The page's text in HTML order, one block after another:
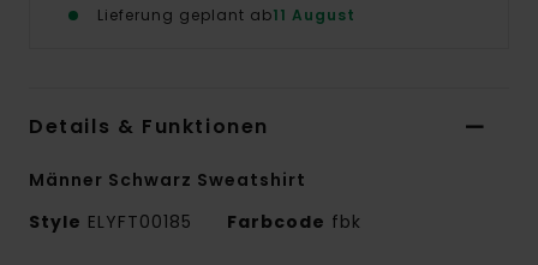
Lieferung geplant ab11 August
Details & Funktionen
Männer Schwarz Sweatshirt
Style ELYFT00185 Farbcode fbk